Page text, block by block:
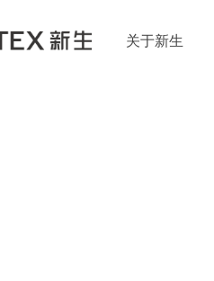
关于新生